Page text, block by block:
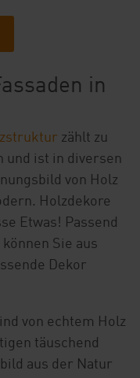
in
zählt zu
und ist in diversen
von Holz
Holzdekore
Etwas! Passend
Sie aus
Dekor
von echtem Holz
täuschend
aus der Natur